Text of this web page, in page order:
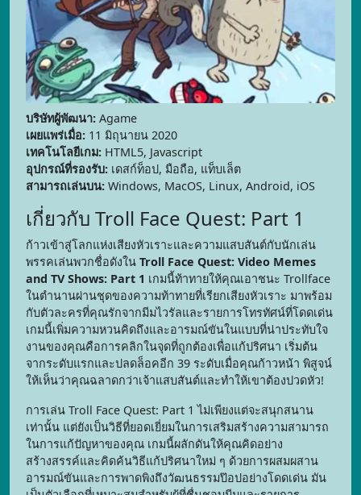
บริษัทผู้พัฒนา: Agame
เผยแพร่เมื่อ: 11 มิถุนายน 2020
เทคโนโลยีเกม: HTML5, Javascript
อุปกรณ์ที่รองรับ: เดสก์ท็อป, มือถือ, แท็บเล็ต
สามารถเล่นบน: Windows, MacOS, Linux, Android, iOS
เกี่ยวกับ Troll Face Quest: Part 1
ก้าวเข้าสู่โลกแห่งเสียงหัวเราะและความแสบสันต์กับนักเล่น
พรรคเล่นพวกชื่อดังใน Troll Face Quest: Video Memes
and TV Shows: Part 1 เกมนี้ท้าทายให้คุณเอาชนะ Trollface
ในตำนานผ่านชุดของความท้าทายที่เรียกเสียงหัวเราะ มาพร้อม
กับตัวละครที่คุณรักจากมีมไวรัลและรายการโทรทัศน์ที่โดดเด่น
เกมนี้เพิ่มความหวนคิดถึงและอารมณ์ขันในแบบที่น่าประทับใจ
งานของคุณคือการคลิกในจุดที่ถูกต้องเพื่อแก้ปริศนา เริ่มต้น
จากระดับแรกและปลดล็อคอีก 39 ระดับเมื่อคุณก้าวหน้า พิสูจน์
ให้เห็นว่าคุณฉลาดกว่าเจ้าแสบสันต์และทำให้เขาต้องปวดหัว!
การเล่น Troll Face Quest: Part 1 ไม่เพียงแต่จะสนุกสนาน
เท่านั้น แต่ยังเป็นวิธีที่ยอดเยี่ยมในการเสริมสร้างความสามารถ
ในการแก้ปัญหาของคุณ เกมนี้ผลักดันให้คุณคิดอย่าง
สร้างสรรค์และคิดค้นวิธีแก้ปริศนาใหม่ ๆ ด้วยการผสมผสาน
อารมณ์ขันและการพาดพิงถึงวัฒนธรรมป๊อปอย่างโดดเด่น มัน